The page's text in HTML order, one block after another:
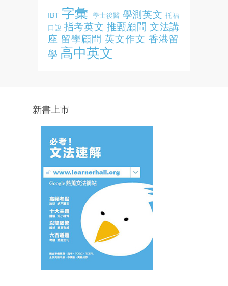
IBT 字彙 學士後醫 學測英文 托福
口說 指考英文 推甄顧問 文法講
座 留學顧問 英文作文 香港留
學 高中英文
新書上市